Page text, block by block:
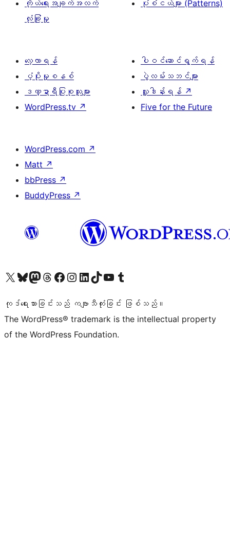
ကိုယ်ရေးအချက်အလက်
လုံခြုံမှု
ပုံစံငယ်များ (Patterns)
လေ့လာရန်
ပံ့ပိုးမှုစနစ်
ဒဏ္ဍာရီပြုစုသူများ
WordPress.tv ↗
ပါဝင်ဆောင်ရွက်ရန်
ပွဲလမ်းသဘင်များ
လှူဒါန်းရန် ↗
Five for the Future
WordPress.com ↗
Matt ↗
bbPress ↗
BuddyPress ↗
ကျွန်ုပ်တို့၏ X (ယခင် Twitter) အကောင့်သို့ သွားရောက်ကြည့်ရှုပါကျွန်ုပ်တို့၏ Bluesky အကောင့်သို့ ဝင်ရောက်ကြည့်ရှုရန်
ကျွန်ုပ်တို့၏ Mastodon အကောင့်သို့ သွားရောက်ကြည့်ရှုပါကျွန်ုပ်တို့၏ Threads အကောင့်သို့ ဝင်ရောက်ကြည့်ရှုရန်
ကျွန်ုပ်တို့၏ Facebook စာမျက်နှာသို့ သွားရောက်ကြည့်ရှုပါကျွန်ုပ်တို့၏ Instagram အကောင့်သို့ သွားရောက်ကြည့်ရှုပါ ကျွန်ုပ်တို့၏ LinkedIn အကောင့်သို့ သွားရောက်ကြည့်ရှုပါကျွန်ုပ်တို့၏ TikTok အကောင့်သို့ ဝင်ရောက်ကြည့်ရှုရန်
ကျွန်ုပ်တို့၏ YouTube ချန်နယ်သို့ သွားရောက်ကြည့်ရှုပါ ကျွန်ုပ်တို့၏ Tumblr အကောင့်သို့ ဝင်ရောက်ကြည့်ရှုရန်
ကုဒ်ရေးသားခြင်းသည် ကဗျာသီကုံးခြင်း ဖြစ်သည်။
The WordPress® trademark is the intellectual property
of the WordPress Foundation.